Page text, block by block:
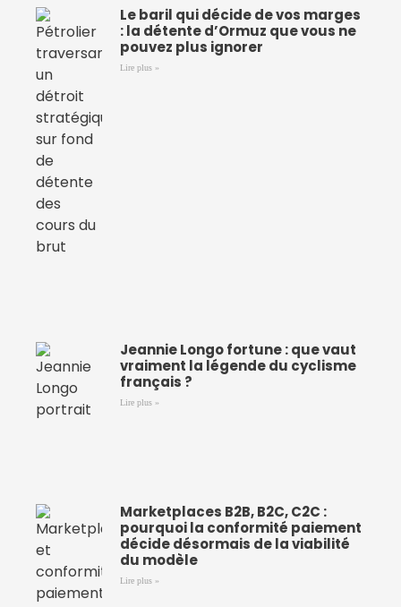
Le baril qui décide de vos marges
: la détente d’Ormuz que vous ne
pouvez plus ignorer
Lire plus »
Jeannie Longo fortune : que vaut
vraiment la légende du cyclisme
français ?
Lire plus »
Marketplaces B2B, B2C, C2C :
pourquoi la conformité paiement
décide désormais de la viabilité
du modèle
Lire plus »